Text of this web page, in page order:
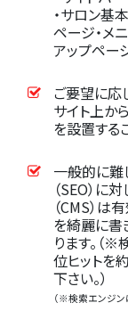
・サロン基
ページ・メ
アップペー
ご要望に応
サイト上か
を設置する
一般的に難
（SEO）に
（CMS）は
を綺麗に書
ります。（
位ヒットを
下さい。）
（※検索エンジ